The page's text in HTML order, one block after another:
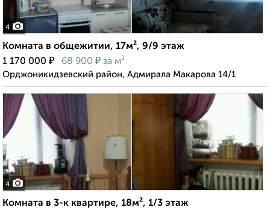
4
Комната в общежитии, 17м², 9/9 этаж
1 170 000 ₽ 68 900 ₽ за м²
Орджоникидзевский район, Адмирала Макарова 14/1
4
Комната в 3-к квартире, 18м², 1/3 этаж